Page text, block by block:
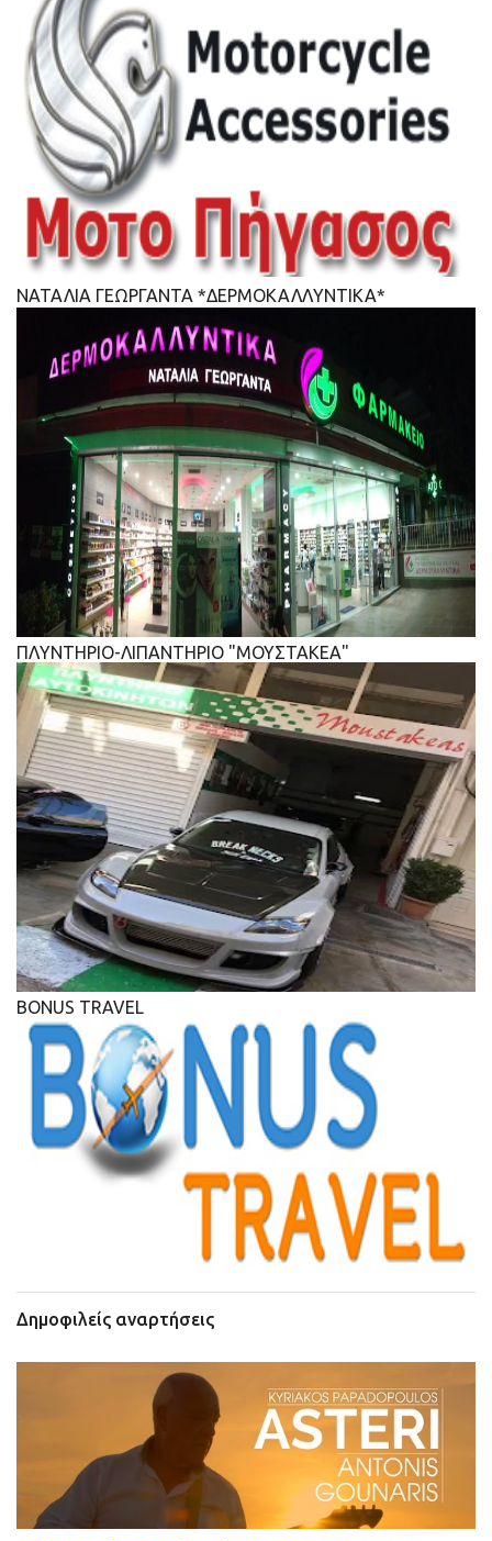
ΝΑΤΑΛΙΑ ΓΕΩΡΓΑΝΤΑ *ΔΕΡΜΟΚΑΛΛΥΝΤΙΚΑ*
ΠΛΥΝΤΗΡΙΟ-ΛΙΠΑΝΤΗΡΙΟ "ΜΟΥΣΤΑΚΕΑ"
BONUS TRAVEL
Δημοφιλείς αναρτήσεις